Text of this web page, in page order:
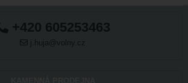
+420 605253463
j.huja@volny.cz